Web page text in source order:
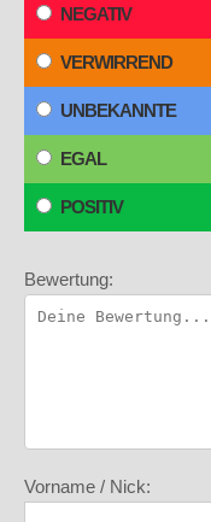
NEGATIV
VERWIRREND
UNBEKANNTE
EGAL
POSITIV
Bewertung:
Vorname / Nick: